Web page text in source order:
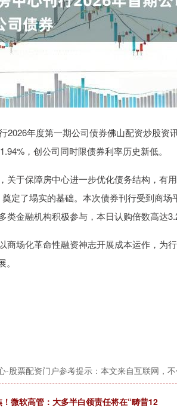
年度第一期公司债券佛山配资炒股资
，创公司同时限债券利率历史新低。
于保障房中心进一步优化债务结构，有
定了塌实的基础。本次债券刊行受到商场
金融机构积极参与，本日认购倍数高达
场化革命性融资神志开展成本运作，为
-股票配资门户参考提示：本文来自互联网，不
微软高管：大多半白领责任将在“畴昔12